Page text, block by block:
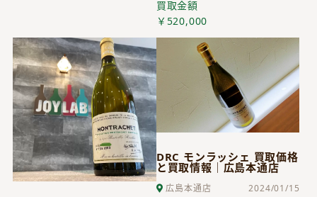
買取金額
￥520,000
DRC モンラッシェ 買取価格
と買取情報｜広島本通店
広島本通店 2024/01/15